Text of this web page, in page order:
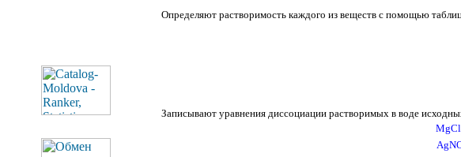
Определяют растворимость каждого из веществ с помощью
Записывают уравнения диссоциации растворимых в воде
MgCl